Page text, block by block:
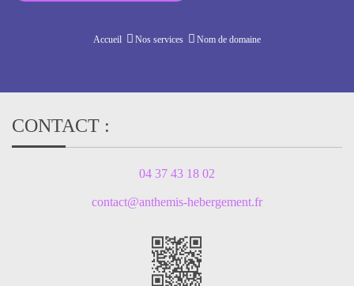
Accueil Nos services Nom de domaine
CONTACT :
04 37 43 18 02
contact@anthemis-hebergement.fr